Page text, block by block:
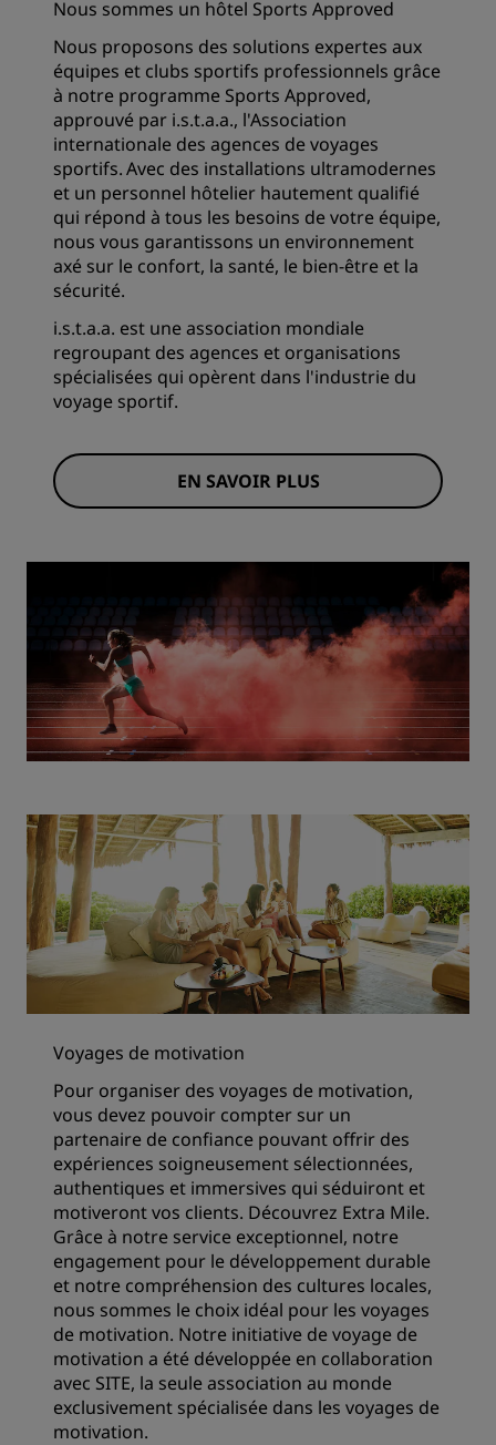
Nous sommes un hôtel Sports Approved
Nous proposons des solutions expertes aux
équipes et clubs sportifs professionnels grâce
à notre programme Sports Approved,
approuvé par i.s.t.a.a., l'Association
internationale des agences de voyages
sportifs. Avec des installations ultramodernes
et un personnel hôtelier hautement qualifié
qui répond à tous les besoins de votre équipe,
nous vous garantissons un environnement
axé sur le confort, la santé, le bien-être et la
sécurité.
i.s.t.a.a. est une association mondiale
regroupant des agences et organisations
spécialisées qui opèrent dans l'industrie du
voyage sportif.
EN SAVOIR PLUS
Voyages de motivation
Pour organiser des voyages de motivation,
vous devez pouvoir compter sur un
partenaire de confiance pouvant offrir des
expériences soigneusement sélectionnées,
authentiques et immersives qui séduiront et
motiveront vos clients. Découvrez Extra Mile.
Grâce à notre service exceptionnel, notre
engagement pour le développement durable
et notre compréhension des cultures locales,
nous sommes le choix idéal pour les voyages
de motivation. Notre initiative de voyage de
motivation a été développée en collaboration
avec SITE, la seule association au monde
exclusivement spécialisée dans les voyages de
motivation.